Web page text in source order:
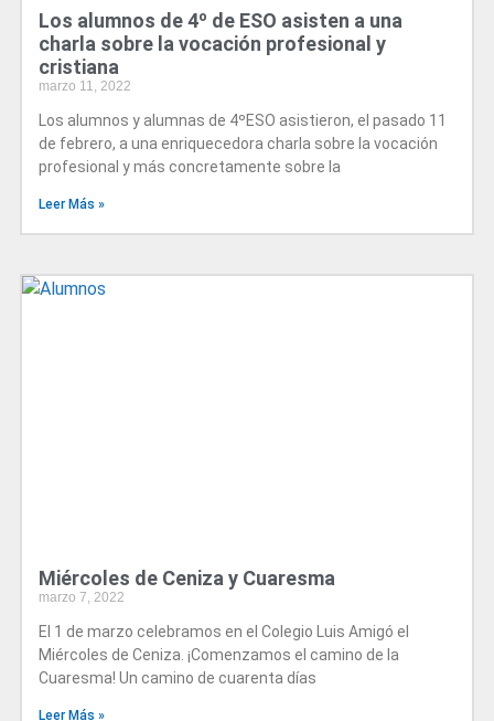
Los alumnos de 4º de ESO asisten a una
charla sobre la vocación profesional y
cristiana
marzo 11, 2022
Los alumnos y alumnas de 4ºESO asistieron, el pasado 11
de febrero, a una enriquecedora charla sobre la vocación
profesional y más concretamente sobre la
Leer Más »
Miércoles de Ceniza y Cuaresma
marzo 7, 2022
El 1 de marzo celebramos en el Colegio Luis Amigó el
Miércoles de Ceniza. ¡Comenzamos el camino de la
Cuaresma! Un camino de cuarenta días
Leer Más »